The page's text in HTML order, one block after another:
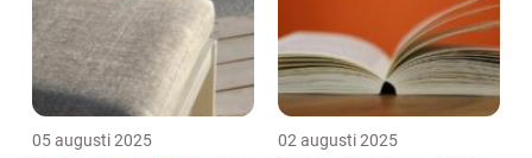
05 augusti 2025 02 augusti 2025